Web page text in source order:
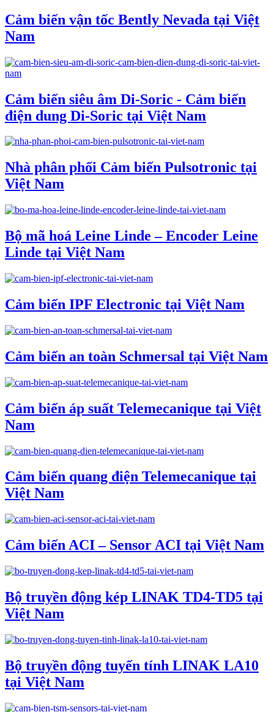
Cảm biến vận tốc Bently Nevada tại Việt
Nam
Cảm biến siêu âm Di-Soric - Cảm biến
điện dung Di-Soric tại Việt Nam
Nhà phân phối Cảm biến Pulsotronic tại
Việt Nam
Bộ mã hoá Leine Linde – Encoder Leine
Linde tại Việt Nam
Cảm biến IPF Electronic tại Việt Nam
Cảm biến an toàn Schmersal tại Việt Nam
Cảm biến áp suất Telemecanique tại Việt
Nam
Cảm biến quang điện Telemecanique tại
Việt Nam
Cảm biến ACI – Sensor ACI tại Việt Nam
Bộ truyền động kép LINAK TD4-TD5 tại
Việt Nam
Bộ truyền động tuyến tính LINAK LA10
tại Việt Nam